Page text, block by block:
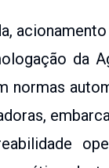
da
normas